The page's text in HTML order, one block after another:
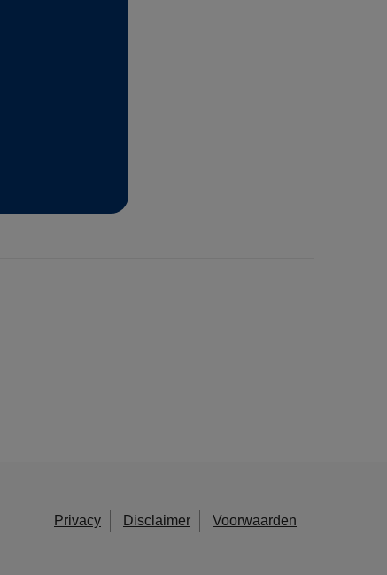
Privacy Disclaimer Voorwaarden